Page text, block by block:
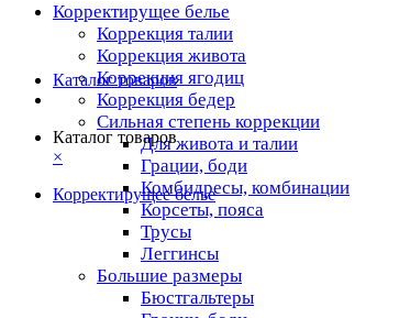
Корректирущее белье
Коррекция талии
Коррекция живота
Коррекция ягодиц
Коррекция бедер
Сильная степень коррекции
Для живота и талии
Грации, боди
Комбидресы, комбинации
Корсеты, пояса
Трусы
Леггинсы
Большие размеры
Бюстгальтеры
Каталог товаров
Каталог товаров
×
Корректирущее белье